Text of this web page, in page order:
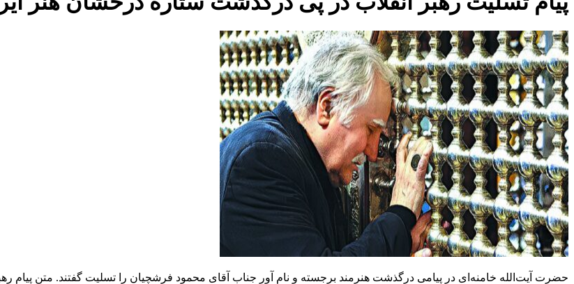
حضرت آیت‌الله خامنه‌ای در پیامی درگذشت هنرمند برجسته و نام آور جناب آقای محمود فرشچیان را تسلیت گفتند. متن پیام